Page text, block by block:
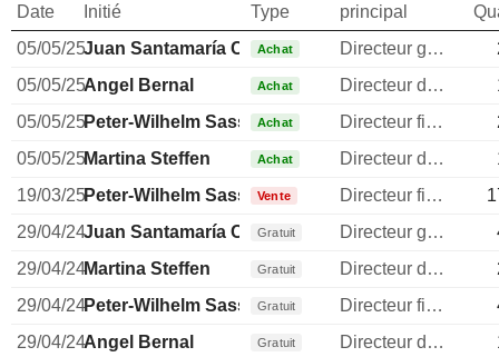
Date Initié Type
principal
05/05/25Juan Santamaría Cases
Achat Directeur general
05/05/25Angel Bernal Achat Directeur des operations
05/05/25Peter-Wilhelm Sassenfeld
Achat Directeur financier
05/05/25Martina Steffen Achat Directeur des ressources humaines
19/03/25Peter-Wilhelm Sassenfeld
Vente Directeur financier
29/04/24Juan Santamaría Cases
Gratuit Directeur general
29/04/24Martina Steffen Gratuit Directeur des ressources humaines
29/04/24Peter-Wilhelm Sassenfeld
Gratuit Directeur financier
29/04/24Angel Bernal Gratuit Directeur des operations